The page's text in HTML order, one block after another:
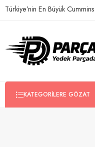
Türkiye’nin En Büyük
KATEGORILERE GÖZAT